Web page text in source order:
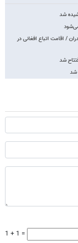
شد
/ اقامت اتباع افغانی در
شد
شد
1 + 1 =